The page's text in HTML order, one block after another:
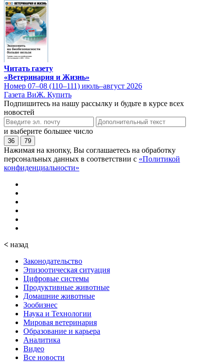
Читать газету
«Ветеринария и Жизнь»
Номер 07–08 (110–111) июль–август 2026
Газета ВиЖ. Купить
Подпишитесь на нашу рассылку и будьте в курсе всех
новостей
и выберите большее число
36 79
Нажимая на кнопку, Вы соглашаетесь на обработку
персональных данных в соответствии с «Политикой
конфиденциальности»
< назад
Законодательство
Эпизоотическая ситуация
Цифровые системы
Продуктивные животные
Домашние животные
Зообизнес
Наука и Технологии
Мировая ветеринария
Образование и карьера
Аналитика
Видео
Все новости